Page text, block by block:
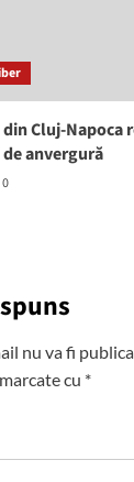
Cluj-Napoca
anvergură
0
nu va fi
cu *